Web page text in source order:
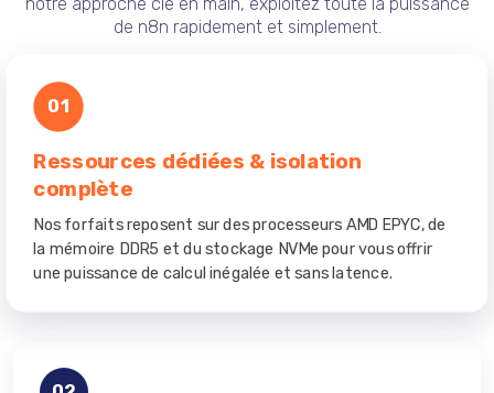
de n8n rapidement et simplement.
01
Ressources dédiées & isolation
complète
Nos forfaits reposent sur des processeurs AMD EPYC, de
la mémoire DDR5 et du stockage NVMe pour vous offrir
une puissance de calcul inégalée et sans latence.